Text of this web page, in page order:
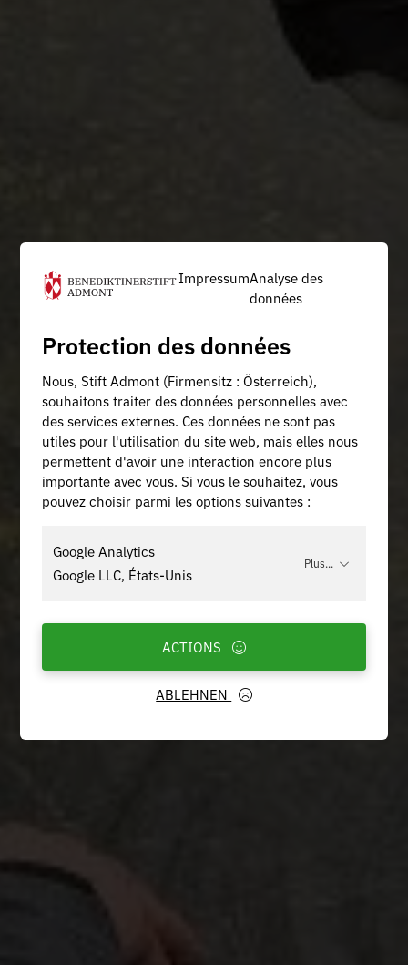
ImpressumAnalyse des
données
Protection des données
Nous, Stift Admont (Firmensitz : Österreich),
souhaitons traiter des données personnelles avec
des services externes. Ces données ne sont pas
utiles pour l'utilisation du site web, mais elles nous
permettent d'avoir une interaction encore plus
importante avec vous. Si vous le souhaitez, vous
pouvez choisir parmi les options suivantes :
Google Analytics
Google LLC, États-Unis
Plus...
ABLEHNEN
ACTIONS